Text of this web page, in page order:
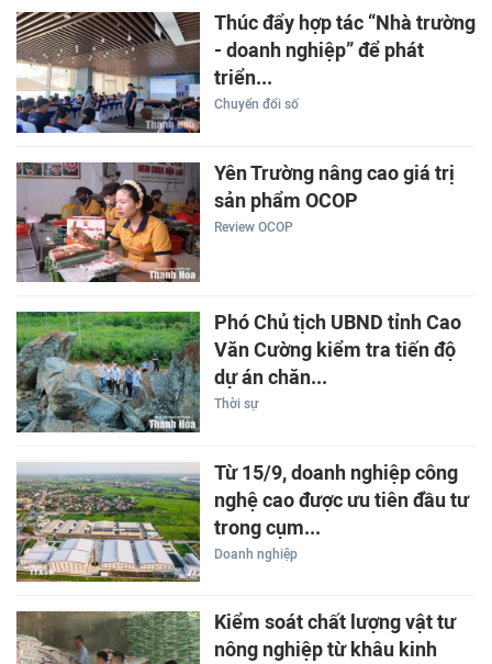
Thúc đẩy hợp tác “Nhà trường
- doanh nghiệp” để phát
triển...
Chuyển đổi số
Yên Trường nâng cao giá trị
sản phẩm OCOP
Review OCOP
Phó Chủ tịch UBND tỉnh Cao
Văn Cường kiểm tra tiến độ
dự án chăn...
Thời sự
Từ 15/9, doanh nghiệp công
nghệ cao được ưu tiên đầu tư
trong cụm...
Doanh nghiệp
Kiểm soát chất lượng vật tư
nông nghiệp từ khâu kinh